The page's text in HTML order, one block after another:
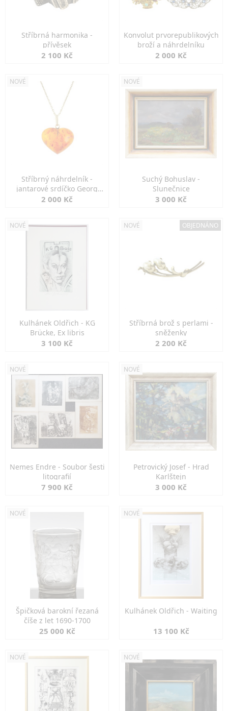
Stříbrná harmonika -
přívěsek
2 100 Kč
Konvolut prvorepublikových
broží a náhrdelníku
2 000 Kč
NOVÉ
Stříbrný náhrdelník -
jantarové srdíčko Georg
Kramer
2 000 Kč
NOVÉ
Suchý Bohuslav -
Slunečnice
3 000 Kč
NOVÉ
Kulhánek Oldřich - KG
Brücke, Ex libris
3 100 Kč
NOVÉ OBJEDNÁNO
Stříbrná brož s perlami -
sněženky
2 200 Kč
NOVÉ
Nemes Endre - Soubor šesti
litografií
7 900 Kč
NOVÉ
Petrovický Josef - Hrad
Karlštejn
3 000 Kč
NOVÉ
Špičková barokní řezaná
číše z let 1690-1700
25 000 Kč
NOVÉ
Kulhánek Oldřich - Waiting
13 100 Kč
NOVÉ NOVÉ